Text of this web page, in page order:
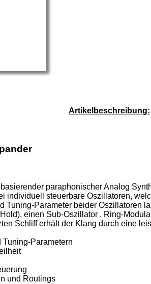
Artikelbeschreibung:
paraphonischer Analog
individuell steuerbare Oszillatoren,
Tuning-Parameter beider Oszillatoren
einen Sub-Oszillator , Ring-
Schliff erhält der Klang durch eine
Parametern
und Routings